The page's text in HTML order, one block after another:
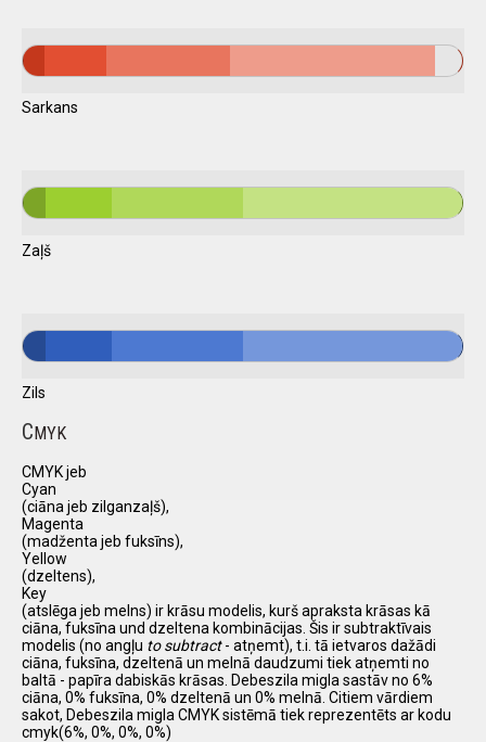
Sarkans
Zaļš
Zils
CMYK
CMYK jeb
Cyan
(ciāna jeb zilganzaļš),
Magenta
(madženta jeb fuksīns),
Yellow
(dzeltens),
Key
(atslēga jeb melns) ir krāsu modelis, kurš apraksta krāsas kā
ciāna, fuksīna und dzeltena kombinācijas. Šis ir subtraktīvais
modelis (no angļu to subtract- atņemt), t.i. tā ietvaros dažādi
ciāna, fuksīna, dzeltenā un melnā daudzumi tiek atņemti no
baltā - papīra dabiskās krāsas. Debeszila migla sastāv no 6%
ciāna, 0% fuksīna, 0% dzeltenā un 0% melnā. Citiem vārdiem
sakot, Debeszila migla CMYK sistēmā tiek reprezentēts ar kodu
cmyk(6%, 0%, 0%, 0%)